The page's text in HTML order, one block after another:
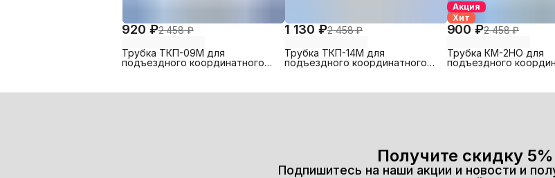
920 ₽2 458 ₽
Трубка ТКП-09М для
подъездного координатного
1 130 ₽2 458 ₽
Трубка ТКП-14М для
подъездного координатного
Акция
Хит
900 ₽2 458 ₽
Трубка КМ-2НО для
подъездного
Получите скидку 5%
Подпишитесь на наши акции и новости и